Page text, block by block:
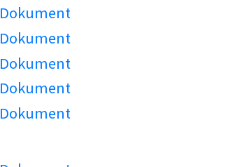
Dokument
Dokument
Dokument
Dokument
Dokument